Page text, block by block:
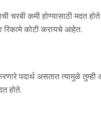
चरबी कमी होण्यासाठी मदत
रिकामे कोटी करायचे आहेत.
पदार्थ असतात त्यामुळे
होते.